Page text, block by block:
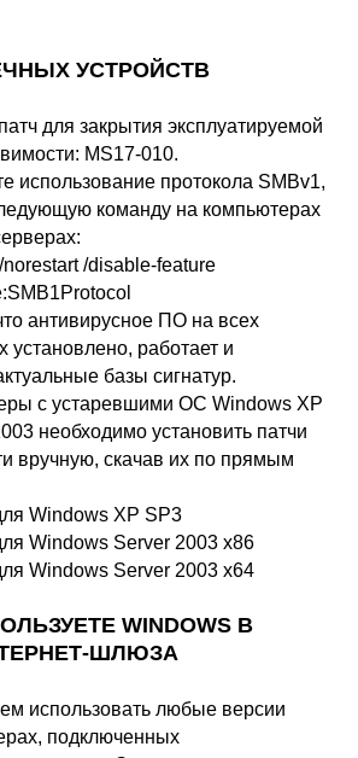
УСТРОЙСТВ
для закрытия эксплуатируемой
MS17-010.
использование протокола SMBv1,
команду на компьютерах
/disable-feature
антивирусное ПО на всех
установлено, работает и
базы сигнатур.
с устаревшими ОС Windows XP
необходимо установить патчи
вручную, скачав их по прямым
Windows XP SP3
Windows Server 2003 x86
Windows Server 2003 x64
WINDOWS В
ШЛЮЗА
использовать любые версии
подключенных